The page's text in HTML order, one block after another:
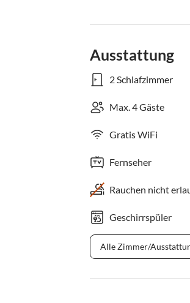
Ausstattung
2 Schlafzimmer
Max. 4 Gäste
Gratis WiFi
Fernseher
Rauchen nicht
Geschirrspüler
Alle Zimmer/